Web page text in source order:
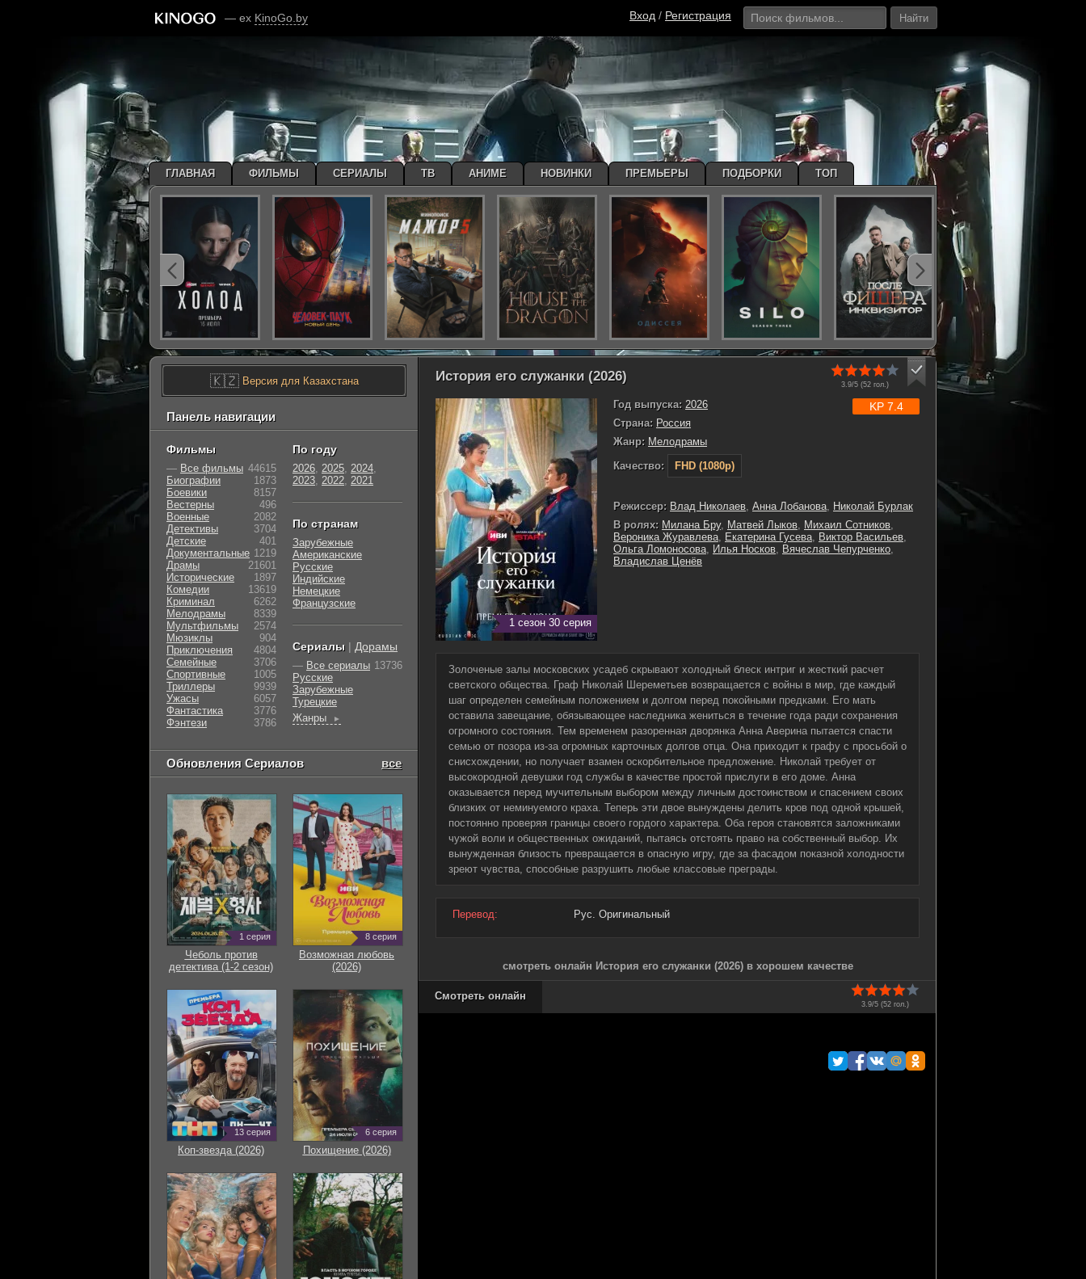
— ex KinoGo.by Вход / Регистрация Найти
История его служанки (2026)
3.9/5 (52 гол.)
1 сезон 30 серия
Год выпуска: 2026
Страна: Россия
Жанр: Мелодрамы
Качество:
FHD (1080p)
KP 7.4
Режиссер: Влад Николаев, Анна Лобанова, Николай Бурлак
В ролях: Милана Бру, Матвей Лыков, Михаил Сотников,
Вероника Журавлева, Екатерина Гусева, Виктор Васильев,
Ольга Ломоносова, Илья Носков, Вячеслав Чепурченко,
Владислав Ценёв
Золоченые залы московских усадеб скрывают холодный блеск интриг и жесткий расчет
светского общества. Граф Николай Шереметьев возвращается с войны в мир, где каждый
шаг определен семейным положением и долгом перед покойными предками. Его мать
оставила завещание, обязывающее наследника жениться в течение года ради сохранения
огромного состояния. Тем временем разоренная дворянка Анна Аверина пытается спасти
семью от позора из-за огромных карточных долгов отца. Она приходит к графу с просьбой о
снисхождении, но получает взамен оскорбительное предложение. Николай требует от
высокородной девушки год службы в качестве простой прислуги в его доме. Анна
оказывается перед мучительным выбором между личным достоинством и спасением своих
близких от неминуемого краха. Теперь эти двое вынуждены делить кров под одной крышей,
постоянно проверяя границы своего гордого характера. Оба героя становятся заложниками
чужой воли и общественных ожиданий, пытаясь отстоять право на собственный выбор. Их
вынужденная близость превращается в опасную игру, где за фасадом показной холодности
зреют чувства, способные разрушить любые классовые преграды.
Перевод: Рус. Оригинальный
смотреть онлайн История его служанки (2026) в хорошем качестве
3.9/5 (52 гол.)
Смотреть онлайн
🇰🇿Версия для Казахстана
Панель навигации
Фильмы
— Все фильмы 44615
Биографии
1873
Боевики
8157
Вестерны
496
Военные
2082
Детективы
3704
Детские
401
Документальные 1219
Драмы
21601
Исторические
1897
Комедии
13619
Криминал
6262
Мелодрамы
8339
Мультфильмы
2574
Мюзиклы
904
Приключения
4804
Семейные
3706
Cпортивные
1005
Триллеры
9939
Ужасы
6057
Фантастика
3776
Фэнтези
3786
По году
2026, 2025, 2024,
2023, 2022, 2021
По странам
Зарубежные
Американские
Русские
Индийские
Немецкие
Французские
Сериалы | Дорамы
— Все сериалы 13736
Русские
Зарубежные
Турецкие
Жанры
►
Обновления Сериалов все
1 серия
Чеболь против
детектива (1-2 сезон)
8 серия
Возможная любовь
(2026)
13 серия
Коп-звезда (2026)
6 серия
Похищение (2026)
ГЛАВНАЯ ФИЛЬМЫ СЕРИАЛЫ ТВ АНИМЕ НОВИНКИ ПРЕМЬЕРЫ ПОДБОРКИ ТОП